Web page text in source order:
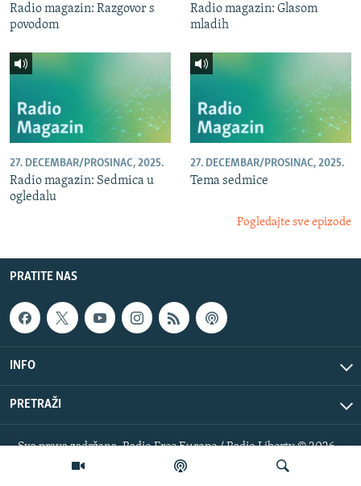
Radio magazin: Razgovor s
povodom
Radio magazin: Glasom
mladih
27. DECEMBAR/PROSINAC, 2025.
Radio magazin: Sedmica u
ogledalu
27. DECEMBAR/PROSINAC, 2025.
Tema sedmice
Pogledajte sve epizode
PRATITE NAS
INFO
PRETRAŽI
Sva prava zadržana. Radio Free Europe / Radio Liberty © 2026
RFE/RL, Inc.